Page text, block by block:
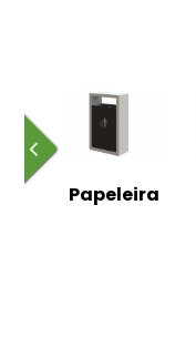
Papeleira